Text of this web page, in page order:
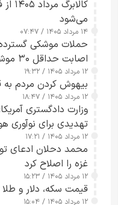
می‌شود
۱۴ مرداد ۱۴۰۵ / ۰۷:۴۷
حملات موشکی
اصابت حداقل ۳۰ موشک بالستیک+ ویدیو
۱۲ مرداد ۱۴۰۵ / ۱۹:۳۲
بیهوش کردن مردم به
۱۲ مرداد ۱۴۰۵ / ۱۸:۴۷
تهدیدی برای
۱۲ مرداد ۱۴۰۵ / ۱۷:۲۱
محمد دحلان ادعای
غزه را اصلاح کرد
۱۲ مرداد ۱۴۰۵ / ۱۵:۲۳
قیمت سکه، دلار و طلا ۱۲ مرداد+ جدول
۱۲ مرداد ۱۴۰۵ / ۱۵:۰۴